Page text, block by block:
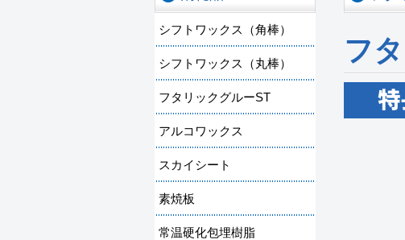
フ
シフトワックス（角棒）
シフトワックス（丸棒）
フタリックグルーST
アルコワックス
スカイシート
素焼板
常温硬化包埋樹脂